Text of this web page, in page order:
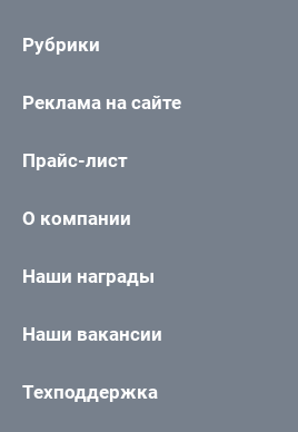
Рубрики
Реклама на сайте
Прайс-лист
О компании
Наши награды
Наши вакансии
Техподдержка